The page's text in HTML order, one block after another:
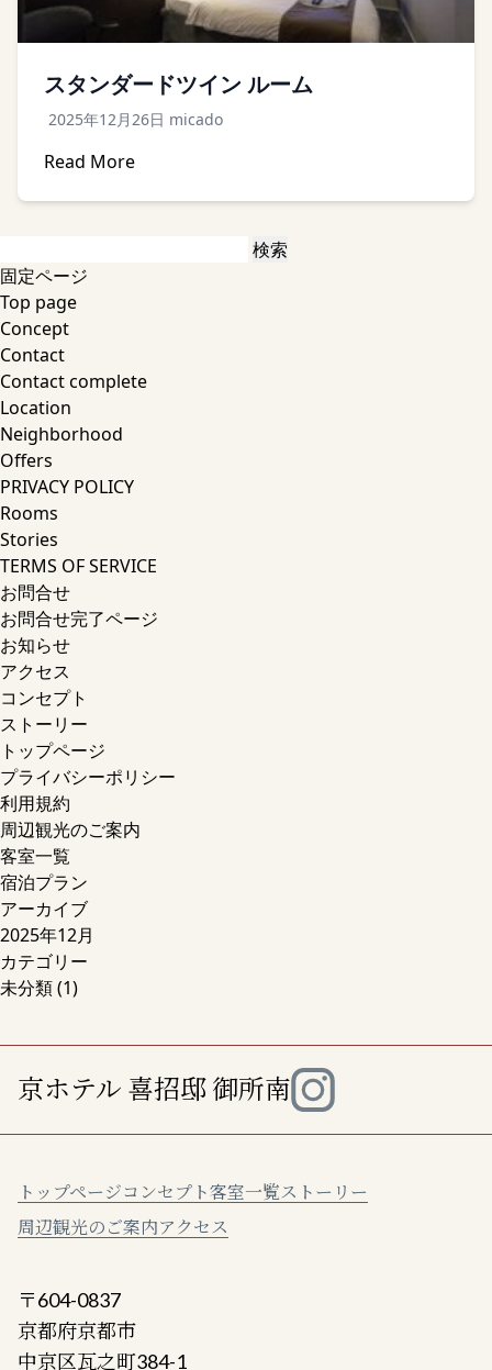
スタンダードツイン ルーム
2025年12月26日 micado
Read More
索:
固定ページ
Top page
Concept
Contact
Contact complete
Location
Neighborhood
Offers
PRIVACY POLICY
Rooms
Stories
TERMS OF SERVICE
お問合せ
お問合せ完了ページ
お知らせ
アクセス
コンセプト
ストーリー
トップページ
プライバシーポリシー
利用規約
周辺観光のご案内
客室一覧
宿泊プラン
アーカイブ
2025年12月
カテゴリー
未分類(1)
京ホテル 喜招邸 御所南
トップページコンセプト客室一覧ストーリー
周辺観光のご案内アクセス
〒604-0837
京都府京都市
中京区瓦之町384-1